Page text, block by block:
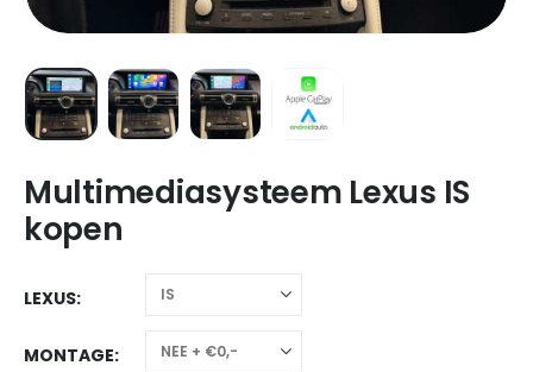
Multimediasysteem Lexus IS
kopen
LEXUS
MONTAGE